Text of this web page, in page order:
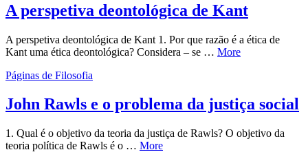
A perspetiva deontológica de Kant
A perspetiva deontológica de Kant 1. Por que razão é a ética de
Kant uma ética deontológica? Considera – se … More
Páginas de Filosofia
John Rawls e o problema da justiça social
1. Qual é o objetivo da teoria da justiça de Rawls? O objetivo da
teoria política de Rawls é o … More